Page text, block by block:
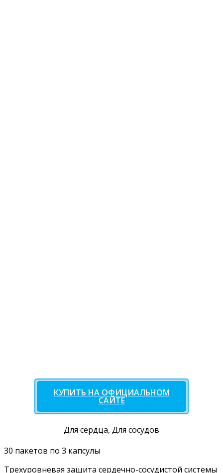
КУПИТЬ НА ОФИЦИАЛЬНОМ
САЙТЕ
Для сердца, Для сосудов
30 пакетов по 3 капсулы
Трехуровневая защита сердечно-сосудистой системы